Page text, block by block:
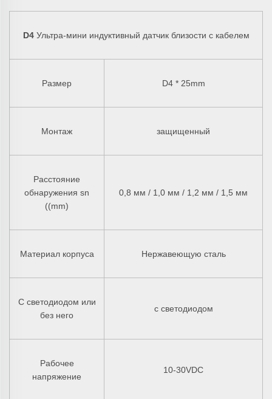
D4 Ультра-мини индуктивный датчик близости с кабелем
Размер D4 * 25mm
Монтаж защищенный
Расстояние
обнаружения sn
((mm)
0,8 мм / 1,0 мм / 1,2 мм / 1,5 мм
Материал корпуса Нержавеющую сталь
С светодиодом или
без него
с светодиодом
Рабочее
напряжение
10-30VDC